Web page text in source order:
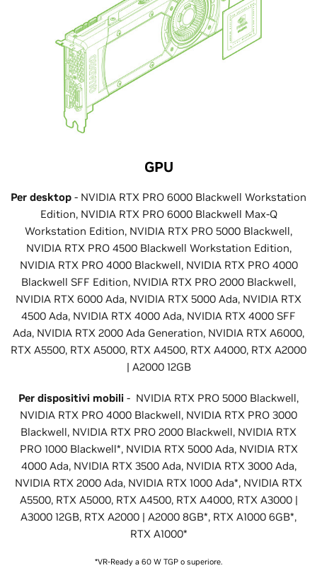
GPU
Per desktop - NVIDIA RTX PRO 6000 Blackwell Workstation
Edition, NVIDIA RTX PRO 6000 Blackwell Max-Q
Workstation Edition, NVIDIA RTX PRO 5000 Blackwell,
NVIDIA RTX PRO 4500 Blackwell Workstation Edition,
NVIDIA RTX PRO 4000 Blackwell, NVIDIA RTX PRO 4000
Blackwell SFF Edition, NVIDIA RTX PRO 2000 Blackwell,
NVIDIA RTX 6000 Ada, NVIDIA RTX 5000 Ada, NVIDIA RTX
4500 Ada, NVIDIA RTX 4000 Ada, NVIDIA RTX 4000 SFF
Ada, NVIDIA RTX 2000 Ada Generation, NVIDIA RTX A6000,
RTX A5500, RTX A5000, RTX A4500, RTX A4000, RTX A2000
| A2000 12GB
Per dispositivi mobili - NVIDIA RTX PRO 5000 Blackwell,
NVIDIA RTX PRO 4000 Blackwell, NVIDIA RTX PRO 3000
Blackwell, NVIDIA RTX PRO 2000 Blackwell, NVIDIA RTX
PRO 1000 Blackwell*, NVIDIA RTX 5000 Ada, NVIDIA RTX
4000 Ada, NVIDIA RTX 3500 Ada, NVIDIA RTX 3000 Ada,
NVIDIA RTX 2000 Ada, NVIDIA RTX 1000 Ada*, NVIDIA RTX
A5500, RTX A5000, RTX A4500, RTX A4000, RTX A3000 |
A3000 12GB, RTX A2000 | A2000 8GB*, RTX A1000 6GB*,
RTX A1000*
*VR-Ready a 60 W TGP o superiore.